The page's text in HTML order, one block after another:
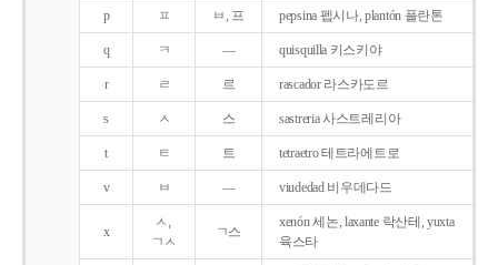
p ㅍ ㅂ, 프 pepsina 펩시나, plantón 플란톤
q ㅋ ― quisquilla 키스키야
r ㄹ 르 rascador 라스카도르
s ㅅ 스 sastreria 사스트레리아
t ㅌ 트 tetraetro 테트라에트로
v ㅂ ― viudedad 비우데다드
x
ㅅ,
ㄱㅅ
ㄱ스
xenón 세논, laxante 락산테, yuxta
육스타